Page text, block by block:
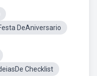
DeAniversario
Checklist